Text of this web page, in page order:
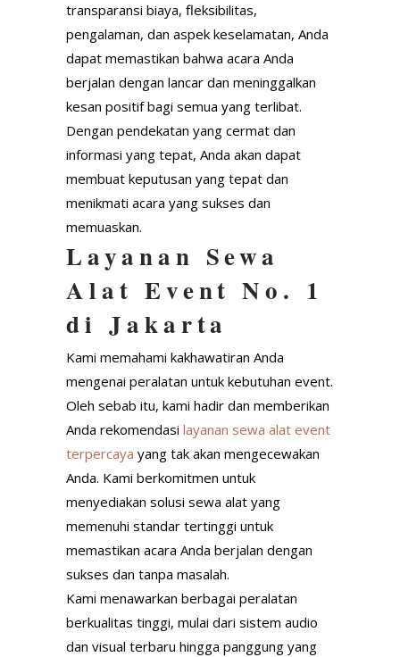
transparansi biaya, fleksibilitas,
pengalaman, dan aspek keselamatan, Anda
dapat memastikan bahwa acara Anda
berjalan dengan lancar dan meninggalkan
kesan positif bagi semua yang terlibat.
Dengan pendekatan yang cermat dan
informasi yang tepat, Anda akan dapat
membuat keputusan yang tepat dan
menikmati acara yang sukses dan
memuaskan.
Layanan Sewa
Alat Event No. 1
di Jakarta
Kami memahami kakhawatiran Anda
mengenai peralatan untuk kebutuhan event.
Oleh sebab itu, kami hadir dan memberikan
Anda rekomendasi layanan sewa alat event
terpercaya yang tak akan mengecewakan
Anda. Kami berkomitmen untuk
menyediakan solusi sewa alat yang
memenuhi standar tertinggi untuk
memastikan acara Anda berjalan dengan
sukses dan tanpa masalah.
Kami menawarkan berbagai peralatan
berkualitas tinggi, mulai dari sistem audio
dan visual terbaru hingga panggung yang